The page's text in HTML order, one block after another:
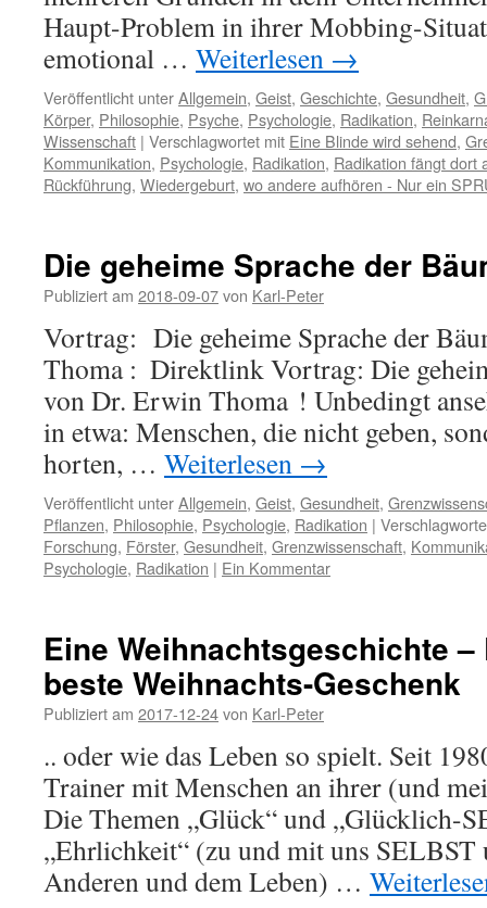
Haupt-Problem in ihrer Mobbing-
emotional … Weiterlesen →
Veröffentlicht unterAllgemein, Geist, Geschichte, Gesundheit,
Körper, Philosophie, Psyche, Psychologie, Radikation,
Wissenschaft | Verschlagwortet mit Eine Blinde wird sehend,
Kommunikation, Psychologie, Radikation, Radikation fängt dort
Rückführung, Wiedergeburt, wo andere aufhören - Nur ein
Die geheime Sprache der
Publiziert am 2018-09-07von Karl-Peter
Vortrag: Die geheime Sprache der
Thoma : Direktlink Vortrag: Die
von Dr. Erwin Thoma ! Unbedingt
in etwa: Menschen, die nicht geben,
horten, … Weiterlesen →
Veröffentlicht unterAllgemein, Geist, Gesundheit,
Pflanzen, Philosophie, Psychologie, Radikation |
Forschung, Förster, Gesundheit, Grenzwissenschaft,
Psychologie, Radikation | Ein Kommentar
Eine Weihnachtsgeschichte
beste Weihnachts-Geschenk
Publiziert am 2017-12-24von Karl-Peter
.. oder wie das Leben so spielt. Seit
Trainer mit Menschen an ihrer (und
Die Themen „Glück“ und „Glücklich-
„Ehrlichkeit“ (zu und mit uns SELBST
Anderen und dem Leben) …